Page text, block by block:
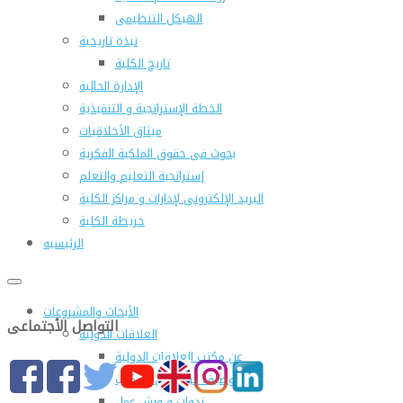
الهيكل التنظيمى
نبذة تاريخية
تاريخ الكلية
الإدارة الحالية
الخطة الإستراتجية و التنفيذية
ميثاق الأخلاقيات
بحوث فى حقوق الملكية الفكرية
إستراتجية التعليم والتعلم
البريد الإلكترونى لإدارات و مراكز الكلية
خريطة الكلية
الرئيسيه
الأبحاث والمشروعات
العلاقات الدولية
عن مكتب العلاقات الدولية
التوصيف الوظيفى للمكتب
التواصل الأجتماعى